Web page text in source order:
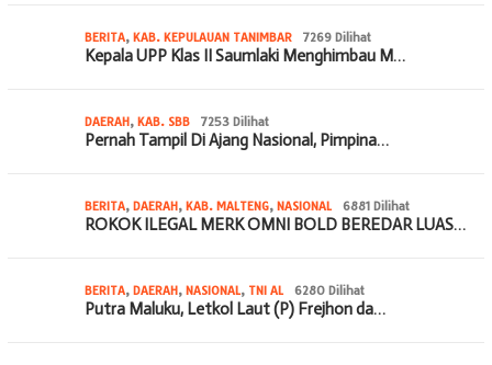
BERITA, KAB. KEPULAUAN TANIMBAR 7269 Dilihat
Kepala UPP Klas II Saumlaki Menghimbau M…
DAERAH, KAB. SBB 7253 Dilihat
Pernah Tampil Di Ajang Nasional, Pimpina…
BERITA, DAERAH, KAB. MALTENG, NASIONAL 6881 Dilihat
ROKOK ILEGAL MERK OMNI BOLD BEREDAR LUAS…
BERITA, DAERAH, NASIONAL, TNI AL 6280 Dilihat
Putra Maluku, Letkol Laut (P) Frejhon da…